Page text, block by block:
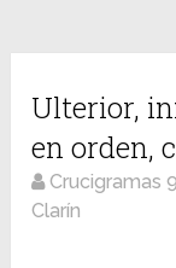
Ulterior,
en orden,
Crucigramas
Clarín